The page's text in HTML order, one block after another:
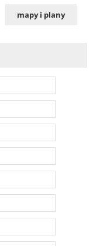
mapy i plany